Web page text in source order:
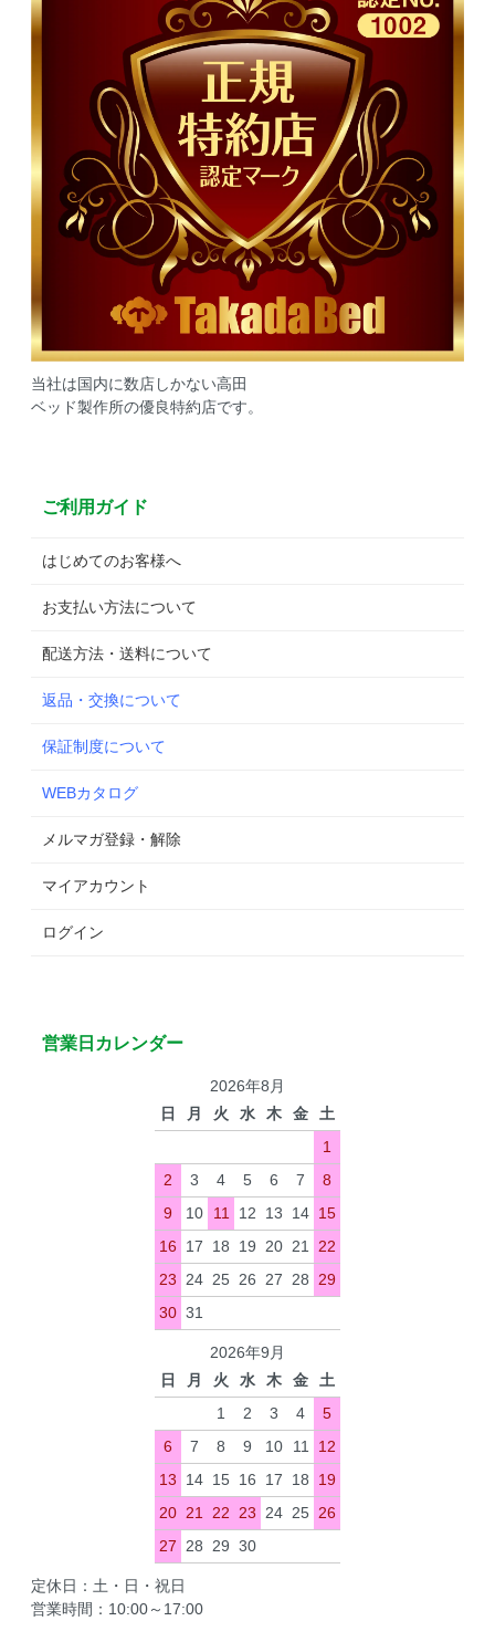
当社は国内に数店しかない高田
ベッド製作所の優良特約店です。
ご利用ガイド
はじめてのお客様へ
お支払い方法について
配送方法・送料について
返品・交換について
保証制度について
WEBカタログ
メルマガ登録・解除
マイアカウント
ログイン
営業日カレンダー
2026年8月
日
月 火 水 木 金
土
1
2
3 4 5 6 7
8
9
10 11 12 13 14 15
16 17 18 19 20 21
22
23
24 25 26 27 28
29
30 31
2026年9月
日
月 火 水 木 金
土
1
2 3 4
5
6
7 8 9 10 11
12
13
14 15 16 17 18
19
20 21 22 23 24 25 26
27
28 29 30
定休日：土・日・祝日
営業時間：10:00～17:00